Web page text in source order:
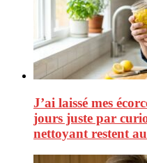
J’ai laissé mes
jours juste par
nettoyant restent